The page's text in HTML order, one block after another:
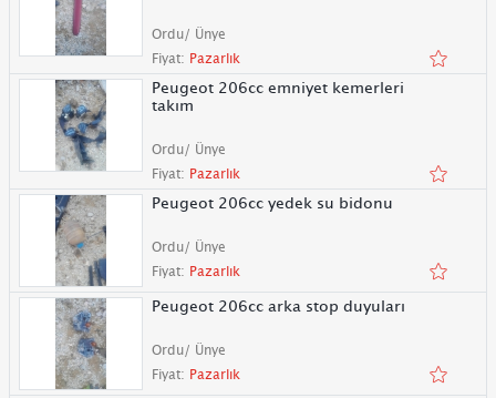
Ordu/ Ünye
Fiyat: Pazarlık
Peugeot 206cc emniyet kemerleri
takım
Ordu/ Ünye
Fiyat: Pazarlık
Peugeot 206cc yedek su bidonu
Ordu/ Ünye
Fiyat: Pazarlık
Peugeot 206cc arka stop duyuları
Ordu/ Ünye
Fiyat: Pazarlık